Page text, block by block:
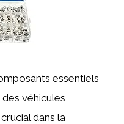
essentiels
véhicules
dans la